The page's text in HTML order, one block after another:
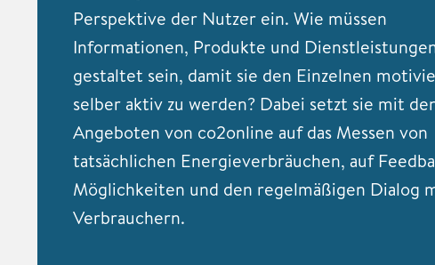
Perspektive der Nutzer ein. Wie müssen
Informationen, Produkte und
gestaltet sein, damit sie den Einzelnen
selber aktiv zu werden? Dabei setzt sie mit
Angeboten von co2online auf das Messen von
tatsächlichen Energieverbräuchen, auf
Möglichkeiten und den regelmäßigen Dialog
Verbrauchern.